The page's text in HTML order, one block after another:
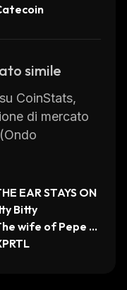
simile
CoinStats,
di mercato
EAR STAYS ON
Bitty
wife of Pepe T
Frog